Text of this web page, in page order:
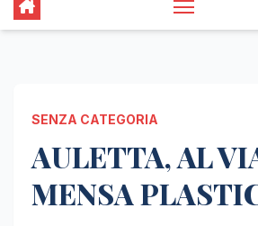
SENZA CATEGORIA
AULETTA, AL
MENSA